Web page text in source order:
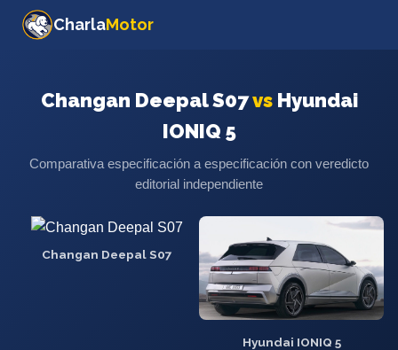
CharlaMotor
Changan Deepal S07vsHyundai
IONIQ 5
Comparativa especificación a especificación con veredicto
editorial independiente
Changan Deepal S07
Hyundai IONIQ 5